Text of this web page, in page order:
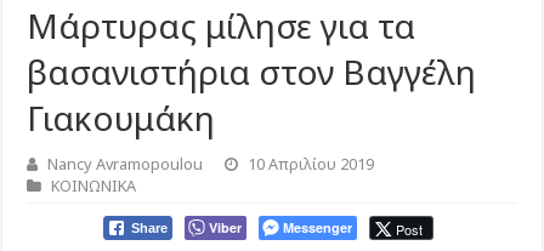
Μάρτυρας μίλησε για τα
βασανιστήρια στον Βαγγέλη
Γιακουμάκη
Nancy Avramopoulou
10 Απριλίου 2019
ΚΟΙΝΩΝΙΚΑ
Share Viber Messenger Post